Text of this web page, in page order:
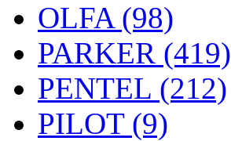
OLFA (98)
PARKER (419)
PENTEL (212)
PILOT (9)